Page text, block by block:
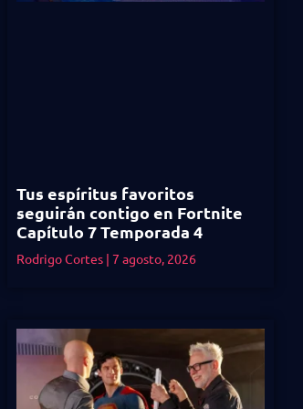
Tus espíritus favoritos
seguirán contigo en Fortnite
Capítulo 7 Temporada 4
Rodrigo Cortes 7 agosto, 2026